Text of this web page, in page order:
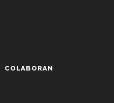
COLABORAN